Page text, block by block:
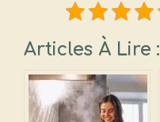
Articles À Lire :